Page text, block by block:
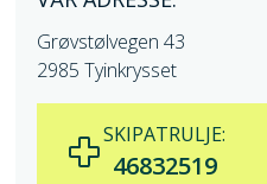
Grøvstølvegen 43
2985 Tyinkrysset
SKIPATRULJE:
46832519